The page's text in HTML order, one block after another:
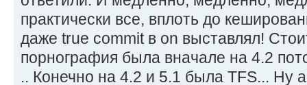
практически все, вплоть до
даже true commit в on выставлял!
порнография была вначале на 4.2
.. Конечно на 4.2 и 5.1 была TFS... Ну